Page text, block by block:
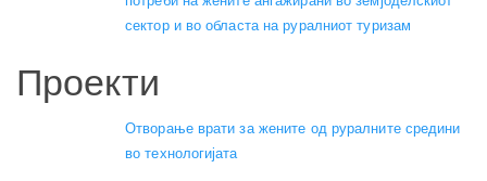
сектор и во областа на руралниот туризам
Проекти
Отворање врати за жените од руралните средини
во технологијата